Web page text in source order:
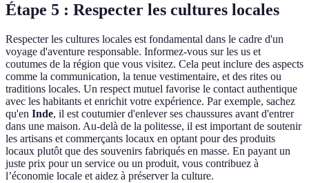
Étape 5 : Respecter les cultures locales
Respecter les cultures locales est fondamental dans le cadre d'un
voyage d'aventure responsable. Informez-vous sur les us et
coutumes de la région que vous visitez. Cela peut inclure des aspects
comme la communication, la tenue vestimentaire, et des rites ou
traditions locales. Un respect mutuel favorise le contact authentique
avec les habitants et enrichit votre expérience. Par exemple, sachez
qu'en Inde, il est coutumier d'enlever ses chaussures avant d'entrer
dans une maison. Au-delà de la politesse, il est important de soutenir
les artisans et commerçants locaux en optant pour des produits
locaux plutôt que des souvenirs fabriqués en masse. En payant un
juste prix pour un service ou un produit, vous contribuez à
l’économie locale et aidez à préserver la culture.